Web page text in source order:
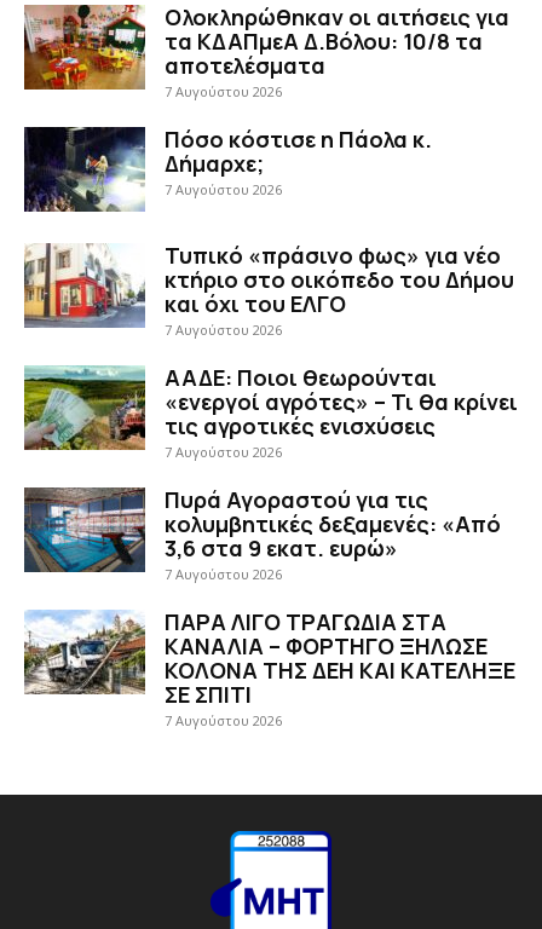
Ολοκληρώθηκαν οι αιτήσεις για
τα ΚΔΑΠμεΑ Δ.Βόλου: 10/8 τα
αποτελέσματα
7 Αυγούστου 2026
Πόσο κόστισε η Πάολα κ.
Δήμαρχε;
7 Αυγούστου 2026
Τυπικό «πράσινο φως» για νέο
κτήριο στο οικόπεδο του Δήμου
και όχι του ΕΛΓΟ
7 Αυγούστου 2026
ΑΑΔΕ: Ποιοι θεωρούνται
«ενεργοί αγρότες» – Τι θα κρίνει
τις αγροτικές ενισχύσεις
7 Αυγούστου 2026
Πυρά Αγοραστού για τις
κολυμβητικές δεξαμενές: «Από
3,6 στα 9 εκατ. ευρώ»
7 Αυγούστου 2026
ΠΑΡΑ ΛΙΓΟ ΤΡΑΓΩΔΙΑ ΣΤΑ
ΚΑΝΑΛΙΑ – ΦΟΡΤΗΓΟ ΞΗΛΩΣΕ
ΚΟΛΟΝΑ ΤΗΣ ΔΕΗ ΚΑΙ ΚΑΤΕΛΗΞΕ
ΣΕ ΣΠΙΤΙ
7 Αυγούστου 2026